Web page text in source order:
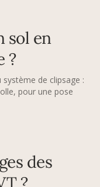
sol en
?
de clipsage :
pour une pose
des